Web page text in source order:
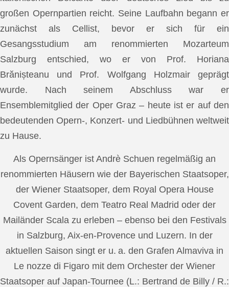
großen Opernpartien reicht. Seine Laufbahn begann er
zunächst als Cellist, bevor er sich für ein
Gesangsstudium am renommierten Mozarteum
Salzburg entschied, wo er von Prof. Horiana
Brănișteanu und Prof. Wolfgang Holzmair geprägt
wurde. Nach seinem Abschluss war er
Ensemblemitglied der Oper Graz – heute ist er auf den
bedeutenden Opern-, Konzert- und Liedbühnen weltweit
zu Hause.
Als Opernsänger ist Andrè Schuen regelmäßig an
renommierten Häusern wie der Bayerischen Staatsoper,
der Wiener Staatsoper, dem Royal Opera House
Covent Garden, dem Teatro Real Madrid oder der
Mailänder Scala zu erleben – ebenso bei den Festivals
in Salzburg, Aix-en-Provence und Luzern. In der
aktuellen Saison singt er u. a. den Grafen Almaviva in
Le nozze di Figaro mit dem Orchester der Wiener
Staatsoper auf Japan-Tournee (L.: Bertrand de Billy / R.: